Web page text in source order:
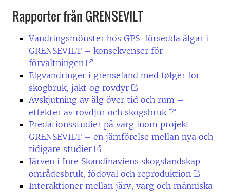
Rapporter från GRENSEVILT
Vandringsmönster hos GPS-försedda älgar i
GRENSEVILT – konsekvenser för
förvaltningen
Elgvandringer i grenseland med følger for
skogbruk, jakt og rovdyr
Avskjutning av älg över tid och rum –
effekter av rovdjur och skogsbruk
Predationsstudier på varg inom projekt
GRENSEVILT – en jämförelse mellan nya och
tidigare studier
Järven i Inre Skandinaviens skogslandskap –
områdesbruk, födoval och reproduktion
Interaktioner mellan järv, varg och människa